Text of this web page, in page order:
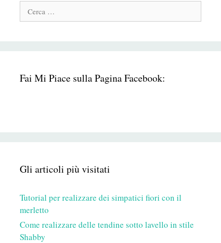
Cerca:
Fai Mi Piace sulla Pagina Facebook:
Gli articoli più visitati
Tutorial per realizzare dei simpatici fiori con il
merletto
Come realizzare delle tendine sotto lavello in stile
Shabby